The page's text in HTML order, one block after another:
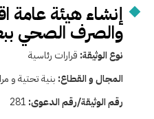
إنشاء هيئة عامة
والصرف الصحي
نوع الوثيقة: قرارات رئاسية
المجال و القطاع: بنية تحتية و
رقم الوثيقة/رقم الدعوى: 281